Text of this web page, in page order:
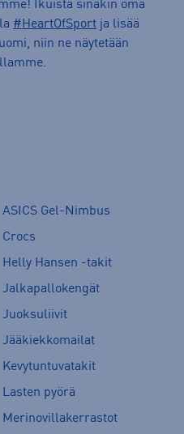
Ikuista sinäkin oma
#HeartOfSport ja lisää
niin ne näytetään
ASICS Gel-Nimbus
Crocs
Helly Hansen -takit
Jalkapallokengät
Juoksuliivit
Jääkiekkomailat
Kevytuntuvatakit
Lasten pyörä
Merinovillakerrastot